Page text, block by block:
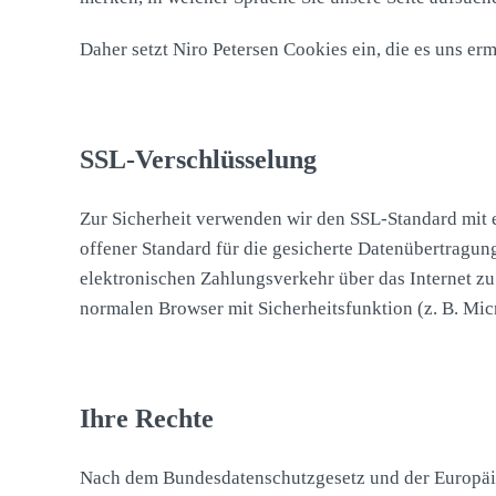
Daher setzt Niro Petersen Cookies ein, die es uns
SSL-Verschlüsselung
Zur Sicherheit verwenden wir den SSL-Standard
offener Standard für die gesicherte
elektronischen Zahlungsverkehr über das Internet
normalen Browser mit Sicherheitsfunktion (z. B.
Ihre Rechte
Nach dem Bundesdatenschutzgesetz und der